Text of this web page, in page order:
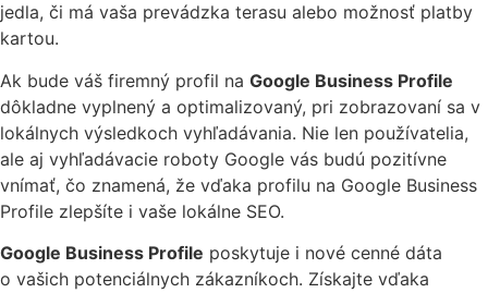
jedla, či má vaša prevádzka terasu alebo možnosť platby
kartou.
Ak bude váš firemný profil na Google Business Profile
dôkladne vyplnený a optimalizovaný, pri zobrazovaní sa v
lokálnych výsledkoch vyhľadávania. Nie len používatelia,
ale aj vyhľadávacie roboty Google vás budú pozitívne
vnímať, čo znamená, že vďaka profilu na Google Business
Profile zlepšíte i vaše lokálne SEO.
Google Business Profile poskytuje i nové cenné dáta
o vašich potenciálnych zákazníkoch. Získajte vďaka